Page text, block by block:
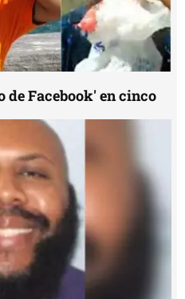
de Facebook' en cinco